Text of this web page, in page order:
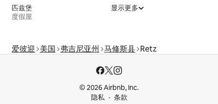
匹兹堡
度假屋
显示更多
爱彼迎 美国 弗吉尼亚州 马修斯县 Retz
© 2026 Airbnb, Inc.
隐私
条款